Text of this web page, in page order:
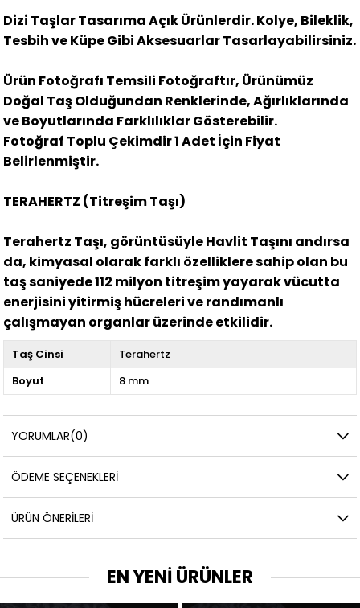
Dizi Taşlar Tasarıma Açık Ürünlerdir. Kolye, Bileklik,
Tesbih ve Küpe Gibi Aksesuarlar Tasarlayabilirsiniz.
Ürün Fotoğrafı Temsili Fotoğraftır, Ürünümüz
Doğal Taş Olduğundan Renklerinde, Ağırlıklarında
ve Boyutlarında Farklılıklar Gösterebilir.
Fotoğraf Toplu Çekimdir 1 Adet İçin Fiyat
Belirlenmiştir.
TERAHERTZ (Titreşim Taşı)
Terahertz Taşı, görüntüsüyle Havlit Taşını andırsa
da, kimyasal olarak farklı özelliklere sahip olan bu
taş saniyede 112 milyon titreşim yayarak vücutta
enerjisini yitirmiş hücreleri ve randımanlı
çalışmayan organlar üzerinde etkilidir.
Taş Cinsi
Terahertz
Boyut
8 mm
YORUMLAR(0)
ÖDEME SEÇENEKLERI
ÜRÜN ÖNERILERI
EN YENİ ÜRÜNLER